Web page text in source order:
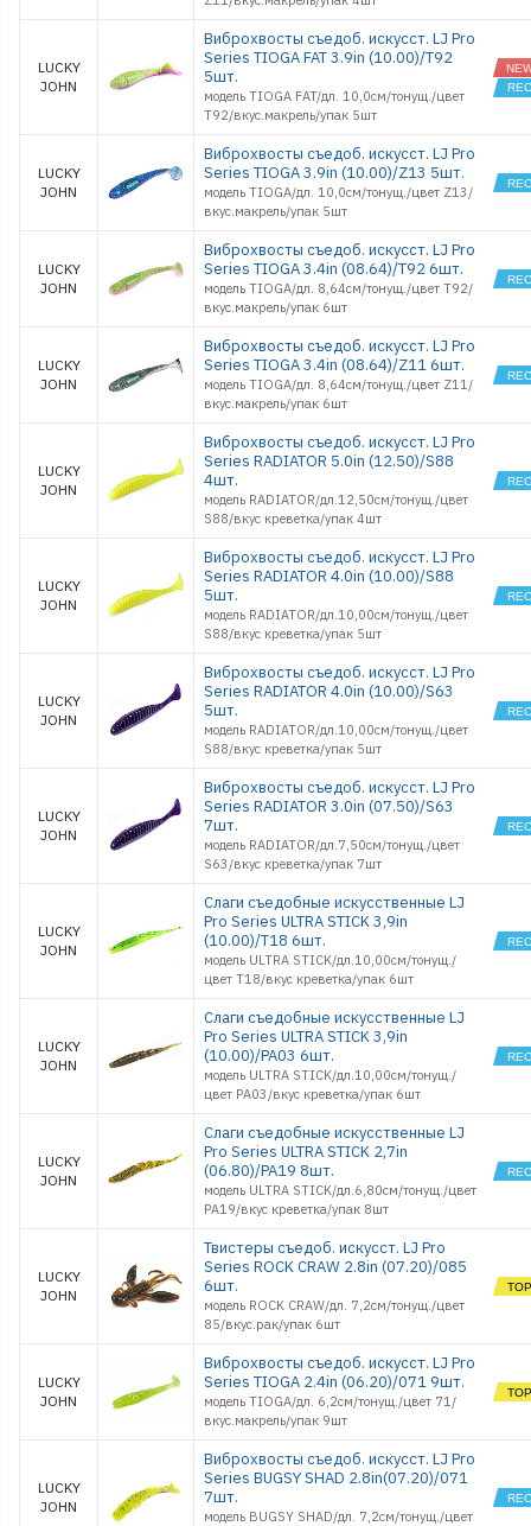
LUCKY
JOHN
Виброхвосты съедоб. искусст. LJ Pro
Series TIOGA FAT 3.9in (10.00)/T92
5шт.
модель TIOGA FAT/дл. 10,0см/тонущ./цвет
T92/вкус.макрель/упак 5шт
LUCKY
JOHN
Виброхвосты съедоб. искусст. LJ Pro
Series TIOGA 3.9in (10.00)/Z13 5шт.
модель TIOGA/дл. 10,0см/тонущ./цвет Z13/
вкус.макрель/упак 5шт
LUCKY
JOHN
Виброхвосты съедоб. искусст. LJ Pro
Series TIOGA 3.4in (08.64)/T92 6шт.
модель TIOGA/дл. 8,64см/тонущ./цвет T92/
вкус.макрель/упак 6шт
LUCKY
JOHN
Виброхвосты съедоб. искусст. LJ Pro
Series TIOGA 3.4in (08.64)/Z11 6шт.
модель TIOGA/дл. 8,64см/тонущ./цвет Z11/
вкус.макрель/упак 6шт
LUCKY
JOHN
Виброхвосты съедоб. искусст. LJ Pro
Series RADIATOR 5.0in (12.50)/S88
4шт.
модель RADIATOR/дл.12,50см/тонущ./цвет
S88/вкус креветка/упак 4шт
LUCKY
JOHN
Виброхвосты съедоб. искусст. LJ Pro
Series RADIATOR 4.0in (10.00)/S88
5шт.
модель RADIATOR/дл.10,00см/тонущ./цвет
S88/вкус креветка/упак 5шт
LUCKY
JOHN
Виброхвосты съедоб. искусст. LJ Pro
Series RADIATOR 4.0in (10.00)/S63
5шт.
модель RADIATOR/дл.10,00см/тонущ./цвет
S88/вкус креветка/упак 5шт
LUCKY
JOHN
Виброхвосты съедоб. искусст. LJ Pro
Series RADIATOR 3.0in (07.50)/S63
7шт.
модель RADIATOR/дл.7,50см/тонущ./цвет
S63/вкус креветка/упак 7шт
LUCKY
JOHN
Слаги съедобные искусственные LJ
Pro Series ULTRA STICK 3,9in
(10.00)/T18 6шт.
модель ULTRA STICK/дл.10,00см/тонущ./
цвет T18/вкус креветка/упак 6шт
LUCKY
JOHN
Слаги съедобные искусственные LJ
Pro Series ULTRA STICK 3,9in
(10.00)/PA03 6шт.
модель ULTRA STICK/дл.10,00см/тонущ./
цвет PA03/вкус креветка/упак 6шт
LUCKY
JOHN
Слаги съедобные искусственные LJ
Pro Series ULTRA STICK 2,7in
(06.80)/PA19 8шт.
модель ULTRA STICK/дл.6,80см/тонущ./цвет
PA19/вкус креветка/упак 8шт
LUCKY
JOHN
Твистеры съедоб. искусст. LJ Pro
Series ROCK CRAW 2.8in (07.20)/085
6шт.
модель ROCK CRAW/дл. 7,2см/тонущ./цвет
85/вкус.рак/упак 6шт
LUCKY
JOHN
Виброхвосты съедоб. искусст. LJ Pro
Series TIOGA 2.4in (06.20)/071 9шт.
модель TIOGA/дл. 6,2см/тонущ./цвет 71/
вкус.макрель/упак 9шт
LUCKY
JOHN
Виброхвосты съедоб. искусст. LJ Pro
Series BUGSY SHAD 2.8in(07.20)/071
7шт.
модель BUGSY SHAD/дл. 7,2см/тонущ./цвет